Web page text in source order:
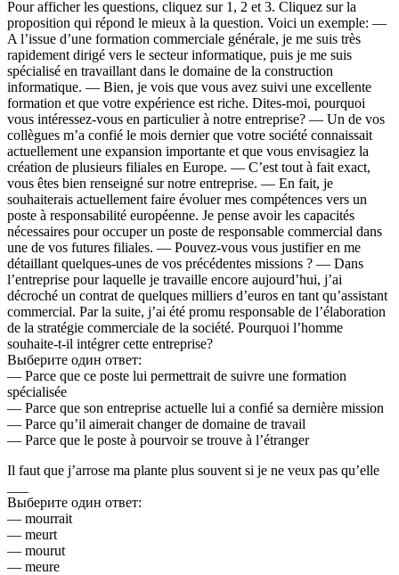
Pour afficher les questions, cliquez sur 1, 2 et 3. Cliquez sur la
proposition qui répond le mieux à la question. Voici un exemple: —
A l’issue d’une formation commerciale générale, je me suis très
rapidement dirigé vers le secteur informatique, puis je me suis
spécialisé en travaillant dans le domaine de la construction
informatique. — Bien, je vois que vous avez suivi une excellente
formation et que votre expérience est riche. Dites-moi, pourquoi
vous intéressez-vous en particulier à notre entreprise? — Un de vos
collègues m’a confié le mois dernier que votre société connaissait
actuellement une expansion importante et que vous envisagiez la
création de plusieurs filiales en Europe. — C’est tout à fait exact,
vous êtes bien renseigné sur notre entreprise. — En fait, je
souhaiterais actuellement faire évoluer mes compétences vers un
poste à responsabilité européenne. Je pense avoir les capacités
nécessaires pour occuper un poste de responsable commercial dans
une de vos futures filiales. — Pouvez-vous vous justifier en me
détaillant quelques-unes de vos précédentes missions ? — Dans
l’entreprise pour laquelle je travaille encore aujourd’hui, j’ai
décroché un contrat de quelques milliers d’euros en tant qu’assistant
commercial. Par la suite, j’ai été promu responsable de l’élaboration
de la stratégie commerciale de la société. Pourquoi l’homme
souhaite-t-il intégrer cette entreprise?
Выберите один ответ:
— Parce que ce poste lui permettrait de suivre une formation
spécialisée
— Parce que son entreprise actuelle lui a confié sa dernière mission
— Parce qu’il aimerait changer de domaine de travail
— Parce que le poste à pourvoir se trouve à l’étranger
Il faut que j’arrose ma plante plus souvent si je ne veux pas qu’elle
Выберите один ответ:
— mourrait
— meurt
— mourut
— meure